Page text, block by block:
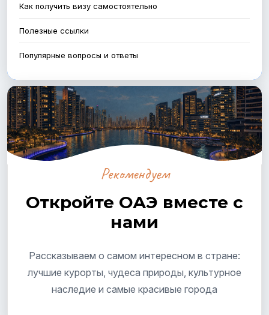
Как получить визу самостоятельно
Полезные ссылки
Популярные вопросы и ответы
Рекомендуем
Откройте ОАЭ вместе с
нами
Рассказываем о самом интересном в стране:
лучшие курорты, чудеса природы, культурное
наследие и самые красивые города